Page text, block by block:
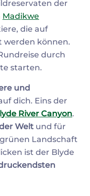
der
Madikwe
die auf
werden können.
durch
starten.
und
dich. Eins der
River Canyon.
Welt und für
Landschaft
ist der Blyde